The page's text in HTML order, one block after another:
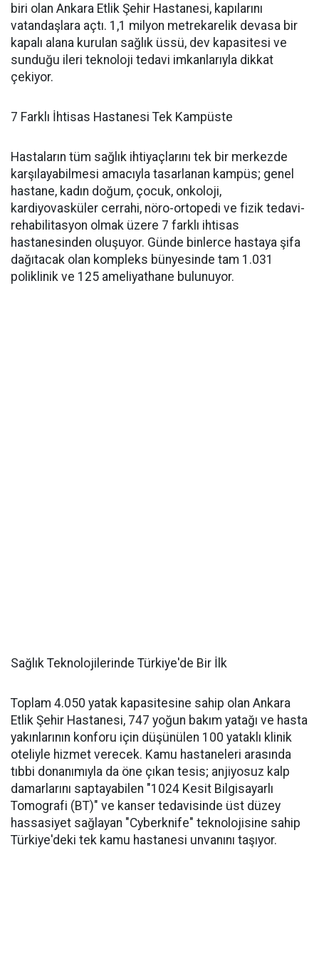
biri olan Ankara Etlik Şehir Hastanesi, kapılarını
vatandaşlara açtı. 1,1 milyon metrekarelik devasa bir
kapalı alana kurulan sağlık üssü, dev kapasitesi ve
sunduğu ileri teknoloji tedavi imkanlarıyla dikkat
çekiyor.
7 Farklı İhtisas Hastanesi Tek Kampüste
Hastaların tüm sağlık ihtiyaçlarını tek bir merkezde
karşılayabilmesi amacıyla tasarlanan kampüs; genel
hastane, kadın doğum, çocuk, onkoloji,
kardiyovasküler cerrahi, nöro-ortopedi ve fizik tedavi-
rehabilitasyon olmak üzere 7 farklı ihtisas
hastanesinden oluşuyor. Günde binlerce hastaya şifa
dağıtacak olan kompleks bünyesinde tam 1.031
poliklinik ve 125 ameliyathane bulunuyor.
Sağlık Teknolojilerinde Türkiye'de Bir İlk
Toplam 4.050 yatak kapasitesine sahip olan Ankara
Etlik Şehir Hastanesi, 747 yoğun bakım yatağı ve hasta
yakınlarının konforu için düşünülen 100 yataklı klinik
oteliyle hizmet verecek. Kamu hastaneleri arasında
tıbbi donanımıyla da öne çıkan tesis; anjiyosuz kalp
damarlarını saptayabilen "1024 Kesit Bilgisayarlı
Tomografi (BT)" ve kanser tedavisinde üst düzey
hassasiyet sağlayan "Cyberknife" teknolojisine sahip
Türkiye'deki tek kamu hastanesi unvanını taşıyor.